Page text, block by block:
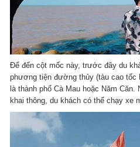
Để đến cột mốc này, trước đây du
phương tiện đường thủy (tàu cao tốc
là thành phố Cà Mau hoặc Năm
khai thông, du khách có thể chạy xe